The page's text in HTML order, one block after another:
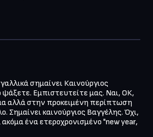
σημαίνει Καινούργιος
Εμπιστευτείτε μας. Ναι, ΟΚ,
αλλά στην προκειμένη περίπτωση
Σημαίνει καινούργιος Βαγγέλης. Όχι,
ακόμα ένα ετεροχρονισμένο "new year,